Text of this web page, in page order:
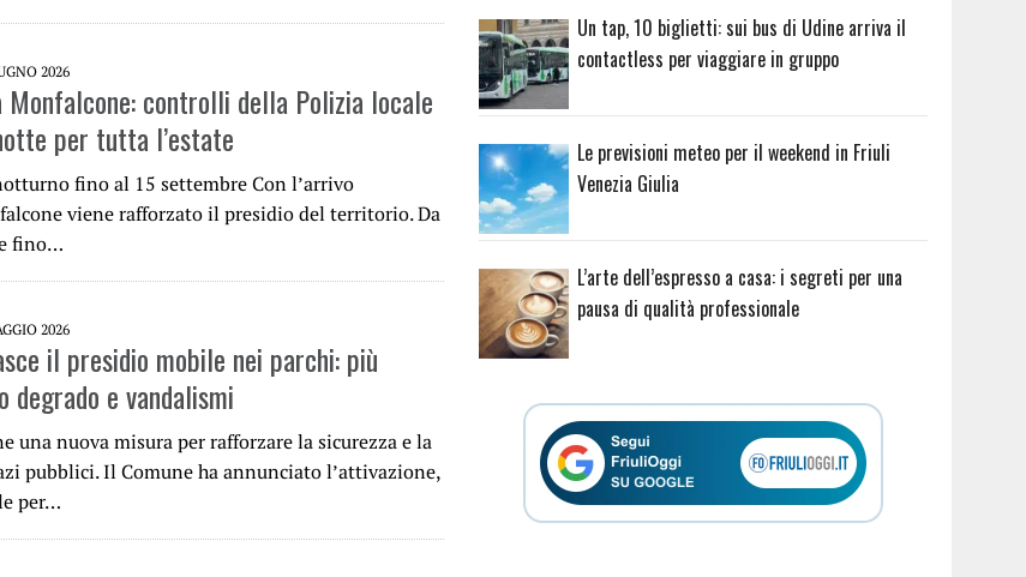
2026
Monfalcone: controlli della Polizia locale
per tutta l’estate
fino al 15 settembre Con l’arrivo
viene rafforzato il presidio del territorio. Da
fino…
2026
il presidio mobile nei parchi: più
e vandalismi
una nuova misura per rafforzare la sicurezza e la
pubblici. Il Comune ha annunciato l’attivazione,
per…
Un tap, 10 biglietti: sui bus di Udine arriva il
contactless per viaggiare in gruppo
Le previsioni meteo per il weekend in Friuli
Venezia Giulia
L’arte dell’espresso a casa: i segreti per una
pausa di qualità professionale